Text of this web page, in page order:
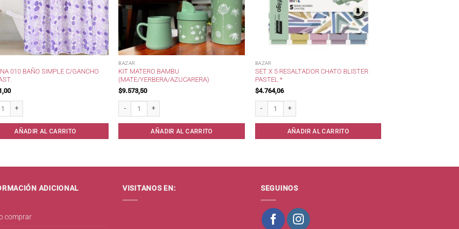
010 BAÑO SIMPLE C/GANCHO
AÑADIR AL CARRITO
BAZAR
KIT MATERO BAMBU
(MATE/YERBERA/AZUCARERA)
$9.573,50
AÑADIR AL CARRITO
BAZAR
SET X 5 RESALTADOR CHATO BLISTER
PASTEL *
$4.764,06
AÑADIR AL CARRITO
ADICIONAL
comprar
VISITANOS EN: SEGUINOS